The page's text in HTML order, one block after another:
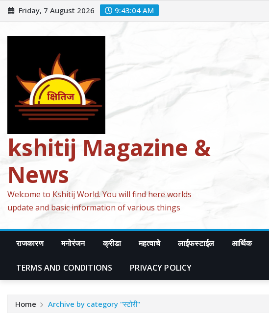
Skip
to
Friday, 7 August 2026 9:43:05 AM
kshitij Magazine &
News
Welcome to Kshitij World. You will find here worlds
update and basic information of various things
राजकारण मनोरंजन क्रीडा महत्वाचे लाईफस्टाईल आर्थिक
TERMS AND CONDITIONS PRIVACY POLICY
Home Archive by category "स्टोरी"